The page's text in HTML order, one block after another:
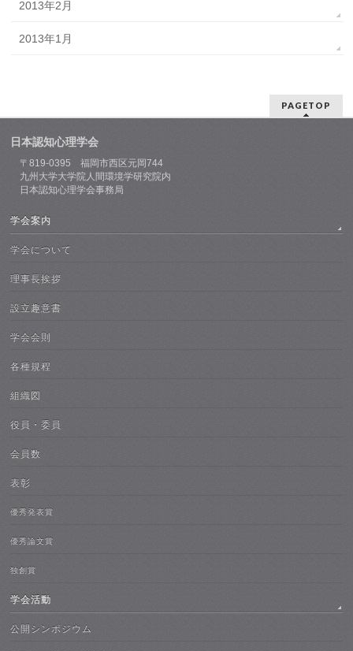
2013年2月
2013年1月
PAGETOP
日本認知心理学会
〒819-0395 福岡市西区元岡744
九州大学大学院人間環境学研究院内
日本認知心理学会事務局
学会案内
学会について
理事長挨拶
設立趣意書
学会会則
各種規程
組織図
役員・委員
会員数
表彰
優秀発表賞
優秀論文賞
独創賞
学会活動
公開シンポジウム